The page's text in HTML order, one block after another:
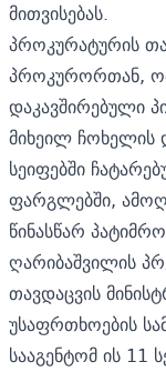
მითვისებას.
პროკურატურის
პროკურორთან,
დაკავშირებული
მიხეილ ჩოხელის
სეიფებში
ფარგლებში,
წინასწარ
ღარიბაშვილის
თავდაცვის
უსაფრთხოების
სააგენტომ ის 11